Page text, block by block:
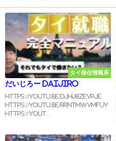
タイ移住情報系
だいじろー Daijiro
https://youtu.be/DJhJ8zeVPJE
https://youtu.be/RrntmWVMFuY
https://yout...